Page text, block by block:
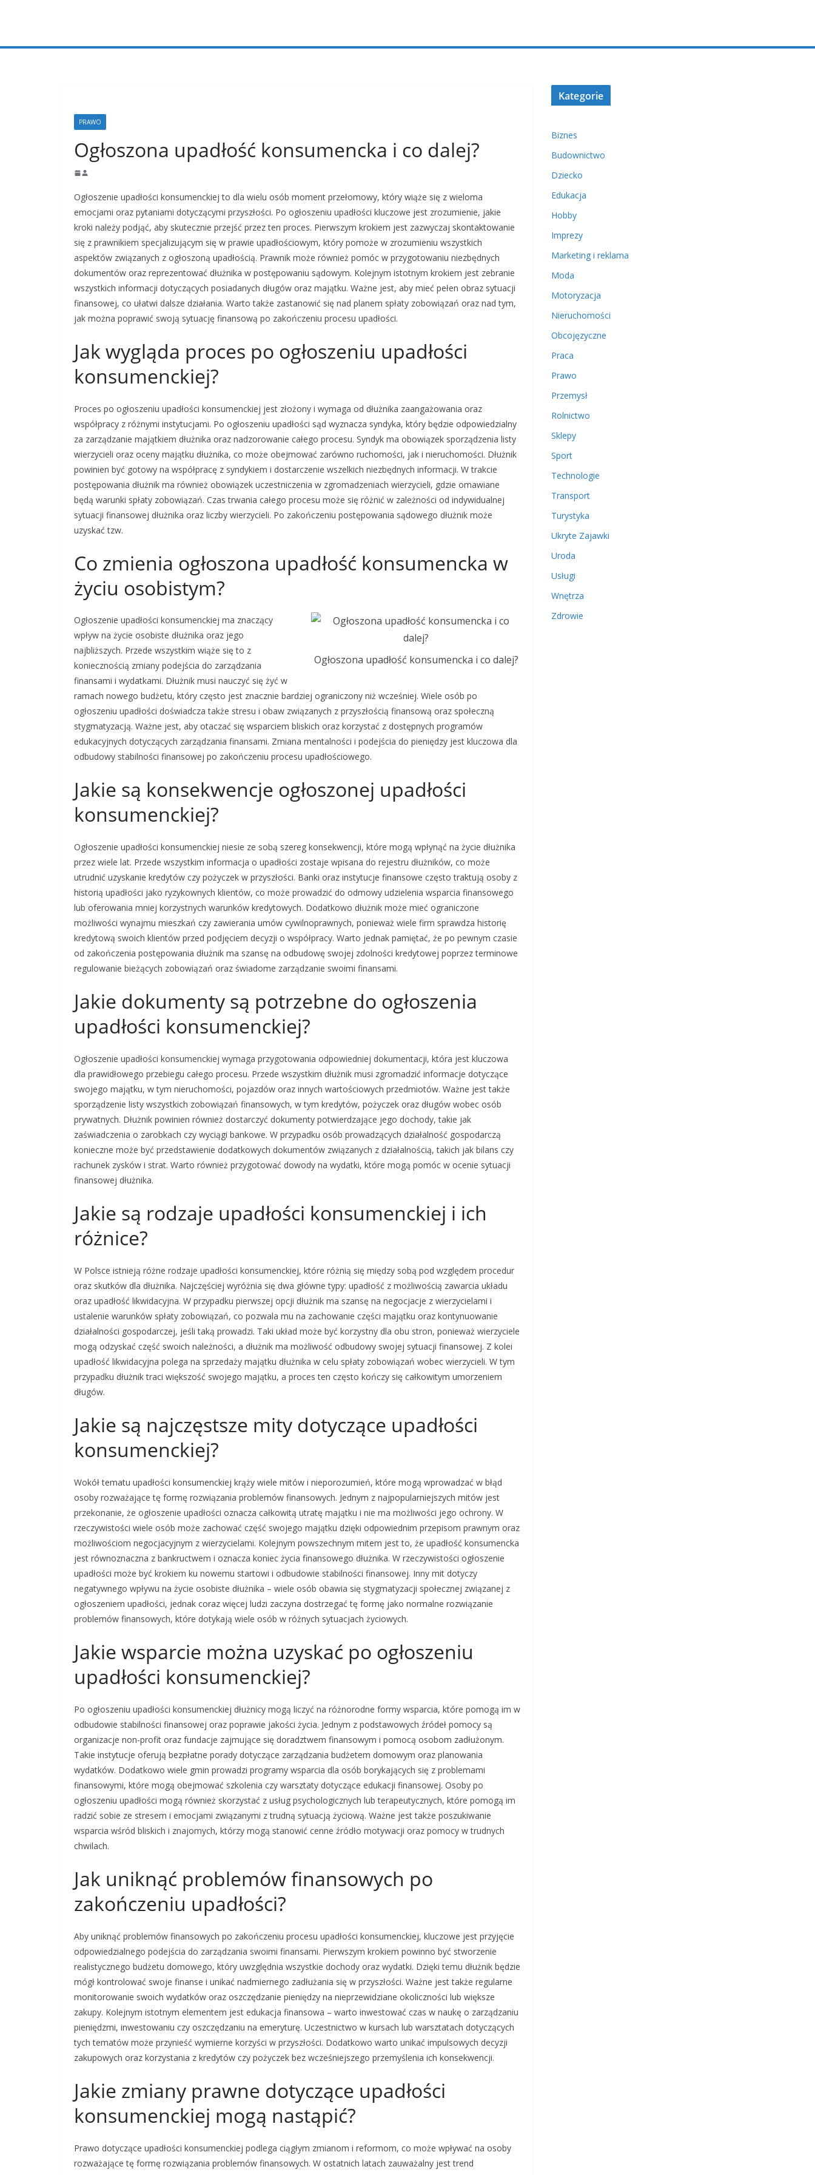
PRAWO
Ogłoszona upadłość konsumencka i co dalej?
Ogłoszenie upadłości konsumenckiej to dla wielu osób moment przełomowy, który wiąże się z wieloma
emocjami oraz pytaniami dotyczącymi przyszłości. Po ogłoszeniu upadłości kluczowe jest zrozumienie, jakie
kroki należy podjąć, aby skutecznie przejść przez ten proces. Pierwszym krokiem jest zazwyczaj skontaktowanie
się z prawnikiem specjalizującym się w prawie upadłościowym, który pomoże w zrozumieniu wszystkich
aspektów związanych z ogłoszoną upadłością. Prawnik może również pomóc w przygotowaniu niezbędnych
dokumentów oraz reprezentować dłużnika w postępowaniu sądowym. Kolejnym istotnym krokiem jest zebranie
wszystkich informacji dotyczących posiadanych długów oraz majątku. Ważne jest, aby mieć pełen obraz sytuacji
finansowej, co ułatwi dalsze działania. Warto także zastanowić się nad planem spłaty zobowiązań oraz nad tym,
jak można poprawić swoją sytuację finansową po zakończeniu procesu upadłości.
Jak wygląda proces po ogłoszeniu upadłości
konsumenckiej?
Proces po ogłoszeniu upadłości konsumenckiej jest złożony i wymaga od dłużnika zaangażowania oraz
współpracy z różnymi instytucjami. Po ogłoszeniu upadłości sąd wyznacza syndyka, który będzie odpowiedzialny
za zarządzanie majątkiem dłużnika oraz nadzorowanie całego procesu. Syndyk ma obowiązek sporządzenia listy
wierzycieli oraz oceny majątku dłużnika, co może obejmować zarówno ruchomości, jak i nieruchomości. Dłużnik
powinien być gotowy na współpracę z syndykiem i dostarczenie wszelkich niezbędnych informacji. W trakcie
postępowania dłużnik ma również obowiązek uczestniczenia w zgromadzeniach wierzycieli, gdzie omawiane
będą warunki spłaty zobowiązań. Czas trwania całego procesu może się różnić w zależności od indywidualnej
sytuacji finansowej dłużnika oraz liczby wierzycieli. Po zakończeniu postępowania sądowego dłużnik może
uzyskać tzw.
Co zmienia ogłoszona upadłość konsumencka w
życiu osobistym?
Ogłoszona upadłość konsumencka i co dalej?
Ogłoszenie upadłości konsumenckiej ma znaczący
wpływ na życie osobiste dłużnika oraz jego
najbliższych. Przede wszystkim wiąże się to z
koniecznością zmiany podejścia do zarządzania
finansami i wydatkami. Dłużnik musi nauczyć się żyć w
ramach nowego budżetu, który często jest znacznie bardziej ograniczony niż wcześniej. Wiele osób po
ogłoszeniu upadłości doświadcza także stresu i obaw związanych z przyszłością finansową oraz społeczną
stygmatyzacją. Ważne jest, aby otaczać się wsparciem bliskich oraz korzystać z dostępnych programów
edukacyjnych dotyczących zarządzania finansami. Zmiana mentalności i podejścia do pieniędzy jest kluczowa dla
odbudowy stabilności finansowej po zakończeniu procesu upadłościowego.
Jakie są konsekwencje ogłoszonej upadłości
konsumenckiej?
Ogłoszenie upadłości konsumenckiej niesie ze sobą szereg konsekwencji, które mogą wpłynąć na życie dłużnika
przez wiele lat. Przede wszystkim informacja o upadłości zostaje wpisana do rejestru dłużników, co może
utrudnić uzyskanie kredytów czy pożyczek w przyszłości. Banki oraz instytucje finansowe często traktują osoby z
historią upadłości jako ryzykownych klientów, co może prowadzić do odmowy udzielenia wsparcia finansowego
lub oferowania mniej korzystnych warunków kredytowych. Dodatkowo dłużnik może mieć ograniczone
możliwości wynajmu mieszkań czy zawierania umów cywilnoprawnych, ponieważ wiele firm sprawdza historię
kredytową swoich klientów przed podjęciem decyzji o współpracy. Warto jednak pamiętać, że po pewnym czasie
od zakończenia postępowania dłużnik ma szansę na odbudowę swojej zdolności kredytowej poprzez terminowe
regulowanie bieżących zobowiązań oraz świadome zarządzanie swoimi finansami.
Jakie dokumenty są potrzebne do ogłoszenia
upadłości konsumenckiej?
Ogłoszenie upadłości konsumenckiej wymaga przygotowania odpowiedniej dokumentacji, która jest kluczowa
dla prawidłowego przebiegu całego procesu. Przede wszystkim dłużnik musi zgromadzić informacje dotyczące
swojego majątku, w tym nieruchomości, pojazdów oraz innych wartościowych przedmiotów. Ważne jest także
sporządzenie listy wszystkich zobowiązań finansowych, w tym kredytów, pożyczek oraz długów wobec osób
prywatnych. Dłużnik powinien również dostarczyć dokumenty potwierdzające jego dochody, takie jak
zaświadczenia o zarobkach czy wyciągi bankowe. W przypadku osób prowadzących działalność gospodarczą
konieczne może być przedstawienie dodatkowych dokumentów związanych z działalnością, takich jak bilans czy
rachunek zysków i strat. Warto również przygotować dowody na wydatki, które mogą pomóc w ocenie sytuacji
finansowej dłużnika.
Jakie są rodzaje upadłości konsumenckiej i ich
różnice?
W Polsce istnieją różne rodzaje upadłości konsumenckiej, które różnią się między sobą pod względem procedur
oraz skutków dla dłużnika. Najczęściej wyróżnia się dwa główne typy: upadłość z możliwością zawarcia układu
oraz upadłość likwidacyjna. W przypadku pierwszej opcji dłużnik ma szansę na negocjacje z wierzycielami i
ustalenie warunków spłaty zobowiązań, co pozwala mu na zachowanie części majątku oraz kontynuowanie
działalności gospodarczej, jeśli taką prowadzi. Taki układ może być korzystny dla obu stron, ponieważ wierzyciele
mogą odzyskać część swoich należności, a dłużnik ma możliwość odbudowy swojej sytuacji finansowej. Z kolei
upadłość likwidacyjna polega na sprzedaży majątku dłużnika w celu spłaty zobowiązań wobec wierzycieli. W tym
przypadku dłużnik traci większość swojego majątku, a proces ten często kończy się całkowitym umorzeniem
długów.
Jakie są najczęstsze mity dotyczące upadłości
konsumenckiej?
Wokół tematu upadłości konsumenckiej krąży wiele mitów i nieporozumień, które mogą wprowadzać w błąd
osoby rozważające tę formę rozwiązania problemów finansowych. Jednym z najpopularniejszych mitów jest
przekonanie, że ogłoszenie upadłości oznacza całkowitą utratę majątku i nie ma możliwości jego ochrony. W
rzeczywistości wiele osób może zachować część swojego majątku dzięki odpowiednim przepisom prawnym oraz
możliwościom negocjacyjnym z wierzycielami. Kolejnym powszechnym mitem jest to, że upadłość konsumencka
jest równoznaczna z bankructwem i oznacza koniec życia finansowego dłużnika. W rzeczywistości ogłoszenie
upadłości może być krokiem ku nowemu startowi i odbudowie stabilności finansowej. Inny mit dotyczy
negatywnego wpływu na życie osobiste dłużnika – wiele osób obawia się stygmatyzacji społecznej związanej z
ogłoszeniem upadłości, jednak coraz więcej ludzi zaczyna dostrzegać tę formę jako normalne rozwiązanie
problemów finansowych, które dotykają wiele osób w różnych sytuacjach życiowych.
Jakie wsparcie można uzyskać po ogłoszeniu
upadłości konsumenckiej?
Po ogłoszeniu upadłości konsumenckiej dłużnicy mogą liczyć na różnorodne formy wsparcia, które pomogą im w
odbudowie stabilności finansowej oraz poprawie jakości życia. Jednym z podstawowych źródeł pomocy są
organizacje non-profit oraz fundacje zajmujące się doradztwem finansowym i pomocą osobom zadłużonym.
Takie instytucje oferują bezpłatne porady dotyczące zarządzania budżetem domowym oraz planowania
wydatków. Dodatkowo wiele gmin prowadzi programy wsparcia dla osób borykających się z problemami
finansowymi, które mogą obejmować szkolenia czy warsztaty dotyczące edukacji finansowej. Osoby po
ogłoszeniu upadłości mogą również skorzystać z usług psychologicznych lub terapeutycznych, które pomogą im
radzić sobie ze stresem i emocjami związanymi z trudną sytuacją życiową. Ważne jest także poszukiwanie
wsparcia wśród bliskich i znajomych, którzy mogą stanowić cenne źródło motywacji oraz pomocy w trudnych
chwilach.
Jak uniknąć problemów finansowych po
zakończeniu upadłości?
Aby uniknąć problemów finansowych po zakończeniu procesu upadłości konsumenckiej, kluczowe jest przyjęcie
odpowiedzialnego podejścia do zarządzania swoimi finansami. Pierwszym krokiem powinno być stworzenie
realistycznego budżetu domowego, który uwzględnia wszystkie dochody oraz wydatki. Dzięki temu dłużnik będzie
mógł kontrolować swoje finanse i unikać nadmiernego zadłużania się w przyszłości. Ważne jest także regularne
monitorowanie swoich wydatków oraz oszczędzanie pieniędzy na nieprzewidziane okoliczności lub większe
zakupy. Kolejnym istotnym elementem jest edukacja finansowa – warto inwestować czas w naukę o zarządzaniu
pieniędzmi, inwestowaniu czy oszczędzaniu na emeryturę. Uczestnictwo w kursach lub warsztatach dotyczących
tych tematów może przynieść wymierne korzyści w przyszłości. Dodatkowo warto unikać impulsowych decyzji
zakupowych oraz korzystania z kredytów czy pożyczek bez wcześniejszego przemyślenia ich konsekwencji.
Jakie zmiany prawne dotyczące upadłości
konsumenckiej mogą nastąpić?
Prawo dotyczące upadłości konsumenckiej podlega ciągłym zmianom i reformom, co może wpływać na osoby
rozważające tę formę rozwiązania problemów finansowych. W ostatnich latach zauważalny jest trend
Kategorie
Biznes
Budownictwo
Dziecko
Edukacja
Hobby
Imprezy
Marketing i reklama
Moda
Motoryzacja
Nieruchomości
Obcojęzyczne
Praca
Prawo
Przemysł
Rolnictwo
Sklepy
Sport
Technologie
Transport
Turystyka
Ukryte Zajawki
Uroda
Usługi
Wnętrza
Zdrowie